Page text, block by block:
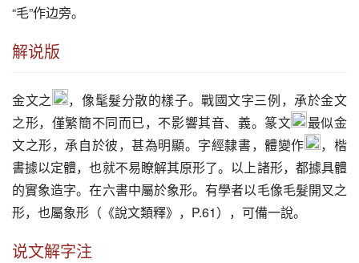
“毛”作边旁。
解说版
金文之
，像髦髮分散的樣子。戰國文字三例，承於金文
之形，僅繁簡不同而已，不影響其音、義。篆文
最似金
文之形，承自於彼，甚為明顯。字經隸書，體變作
，楷
書據以定體，也就不易瞭解其原形了。以上諸形，都據具體
的實象造字。在六書中屬於象形。有學者以毛像毛髮開叉之
形，也屬象形（《說文類釋》，P.61），可備一說。
说文解字注